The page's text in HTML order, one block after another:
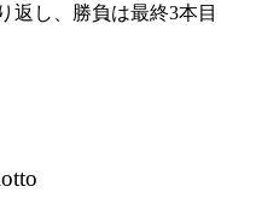
返し、勝負は最終3本目